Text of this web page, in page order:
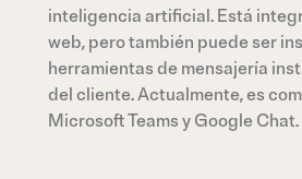
inteligencia artificial. Está
web, pero también puede ser
herramientas de mensajería
del cliente. Actualmente, es
Microsoft Teams y Google Chat.